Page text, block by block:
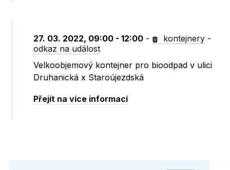
27. 03. 2022, 09:00 - 12:00 - kontejnery -
odkaz na událost
Velkoobjemový kontejner pro bioodpad v ulici
Druhanická x Staroújezdská
Přejít na více informací